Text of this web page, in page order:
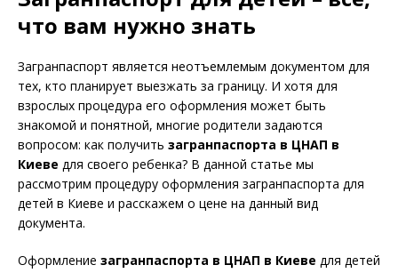
что вам нужно знать
Загранпаспорт является неотъемлемым документом для
тех, кто планирует выезжать за границу. И хотя для
взрослых процедура его оформления может быть
знакомой и понятной, многие родители задаются
вопросом: как получить загранпаспорта в ЦНАП в
Киеве для своего ребенка? В данной статье мы
рассмотрим процедуру оформления загранпаспорта для
детей в Киеве и расскажем о цене на данный вид
документа.
Оформление загранпаспорта в ЦНАП в Киеве для детей